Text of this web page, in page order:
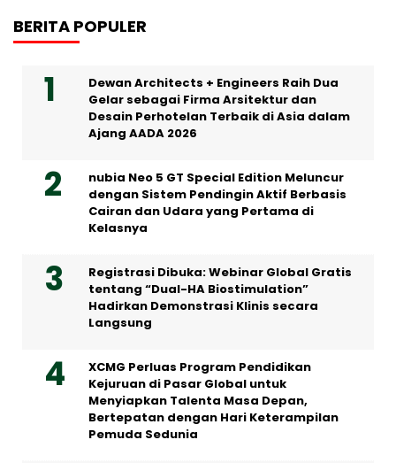
BERITA POPULER
Dewan Architects + Engineers Raih Dua
Gelar sebagai Firma Arsitektur dan
Desain Perhotelan Terbaik di Asia dalam
Ajang AADA 2026
nubia Neo 5 GT Special Edition Meluncur
dengan Sistem Pendingin Aktif Berbasis
Cairan dan Udara yang Pertama di
Kelasnya
Registrasi Dibuka: Webinar Global Gratis
tentang “Dual-HA Biostimulation”
Hadirkan Demonstrasi Klinis secara
Langsung
XCMG Perluas Program Pendidikan
Kejuruan di Pasar Global untuk
Menyiapkan Talenta Masa Depan,
Bertepatan dengan Hari Keterampilan
Pemuda Sedunia